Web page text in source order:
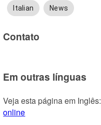
Italian News
Contato
Em outras línguas
Veja esta página em Inglês:
online